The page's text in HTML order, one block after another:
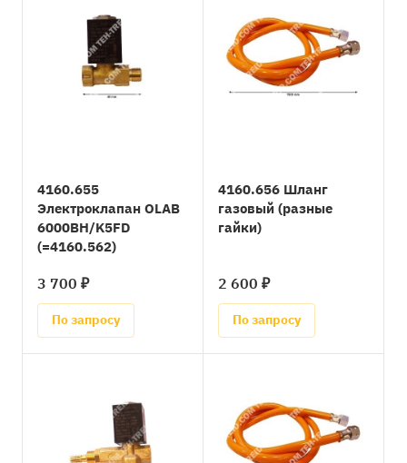
4160.655
Электроклапан OLAB
6000BH/K5FD
(=4160.562)
3 700 ₽
По запросу
4160.656 Шланг
газовый (разные
гайки)
2 600 ₽
По запросу